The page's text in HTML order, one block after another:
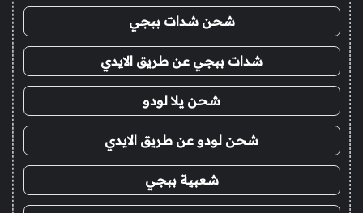
شحن شدات ببجي
شدات ببجي عن طريق الايدي
شحن يلا لودو
شحن لودو عن طريق الايدي
شعبية ببجي